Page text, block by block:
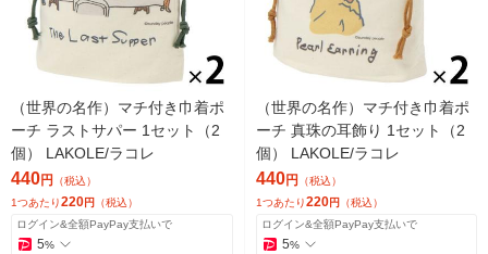
（世界の名作）マチ付き巾着ポ
ーチ ラストサパー 1セット（2
個） LAKOLE/ラコレ
440円
（税込）
1つあたり220円 （税込）
ログイン&全額PayPay支払いで
5%
（世界の名作）マチ付き巾着ポ
ーチ 真珠の耳飾り 1セット（2
個） LAKOLE/ラコレ
440円
（税込）
1つあたり220円 （税込）
ログイン&全額PayPay支払いで
5%